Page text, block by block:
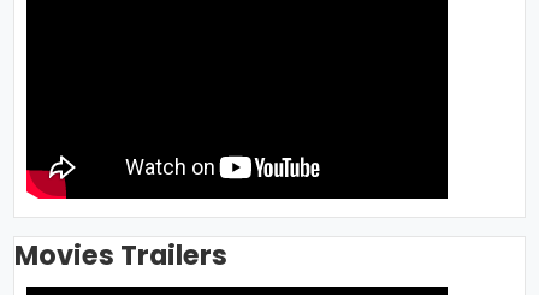
Movies Trailers